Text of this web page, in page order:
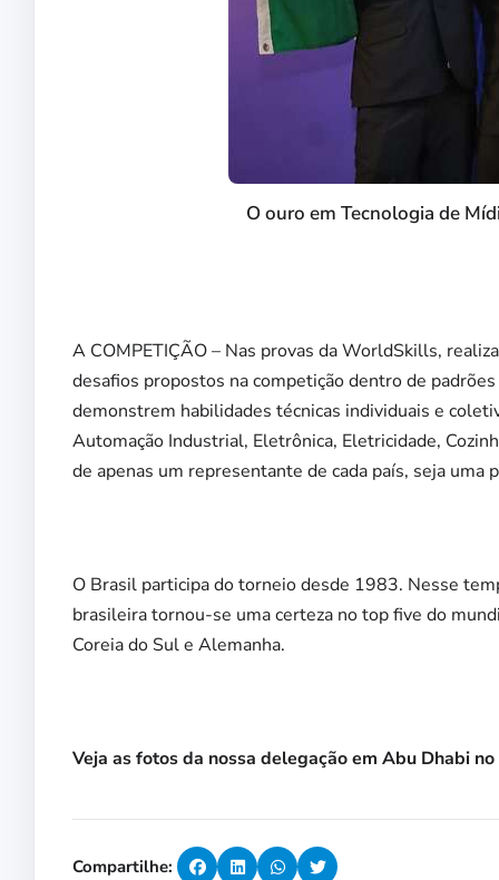
O ouro em Tecnologia de
A COMPETIÇÃO – Nas provas da WorldSkills,
desafios propostos na competição dentro de
demonstrem habilidades técnicas individuais e
Automação Industrial, Eletrônica, Eletricidade,
de apenas um representante de cada país, seja uma
O Brasil participa do torneio desde 1983. Nesse
brasileira tornou-se uma certeza no top five do
Coreia do Sul e Alemanha.
Veja as fotos da nossa delegação em Abu Dhabi no
Compartilhe: